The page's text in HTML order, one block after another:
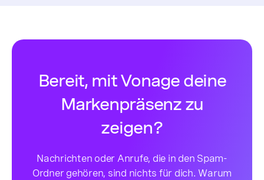
Bereit, mit Vonage deine
Markenpräsenz zu
zeigen?
Nachrichten oder Anrufe, die in den Spam-
Ordner gehören, sind nichts für dich. Warum